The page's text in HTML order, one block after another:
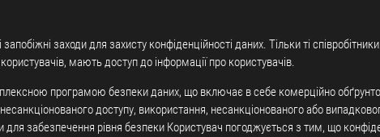
заходи для захисту конфіденційності даних. Тільки ті
мають доступ до інформації про користувачів.
програмою безпеки даних, що включає в себе комерційно
несанкціонованого доступу, використання, несанкціонованого або
для забезпечення рівня безпеки Користувач погоджується з тим, що